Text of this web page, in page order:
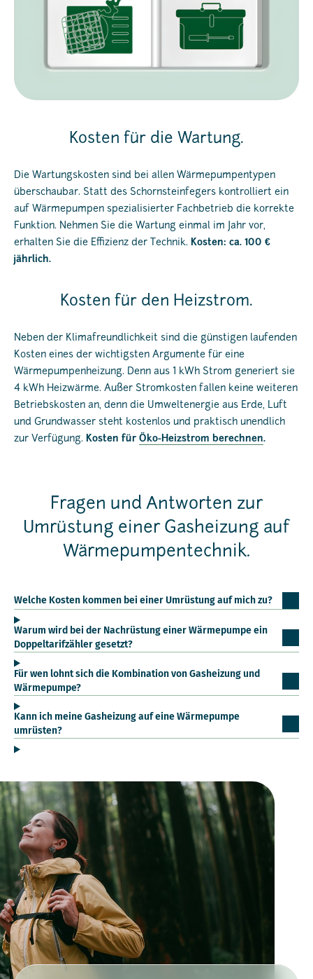
Kosten für die Wartung.
Die Wartungskosten sind bei allen Wärmepumpentypen
überschaubar. Statt des Schornsteinfegers kontrolliert ein
auf Wärmepumpen spezialisierter Fachbetrieb die korrekte
Funktion. Nehmen Sie die Wartung einmal im Jahr vor,
erhalten Sie die Effizienz der Technik. Kosten: ca. 100 €
jährlich.
Kosten für den Heizstrom.
Neben der Klimafreundlichkeit sind die günstigen laufenden
Kosten eines der wichtigsten Argumente für eine
Wärmepumpenheizung. Denn aus 1 kWh Strom generiert sie
4 kWh Heizwärme. Außer Stromkosten fallen keine weiteren
Betriebskosten an, denn die Umweltenergie aus Erde, Luft
und Grundwasser steht kostenlos und praktisch unendlich
zur Verfügung. Kosten für Öko-Heizstrom berechnen.
Fragen und Antworten zur
Umrüstung einer Gasheizung auf
Wärmepumpentechnik.
Welche Kosten kommen bei einer Umrüstung auf mich zu?
Warum wird bei der Nachrüstung einer Wärmepumpe ein
Doppeltarifzähler gesetzt?
Für wen lohnt sich die Kombination von Gasheizung und
Wärmepumpe?
Kann ich meine Gasheizung auf eine Wärmepumpe
umrüsten?